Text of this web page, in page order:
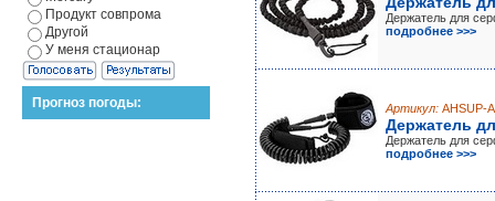
Продукт совпрома
Другой
У меня стационар
Прогноз погоды:
Держатель для
подробнее >>>
Артикул: AHSUP-
Держатель
Держатель для
подробнее >>>